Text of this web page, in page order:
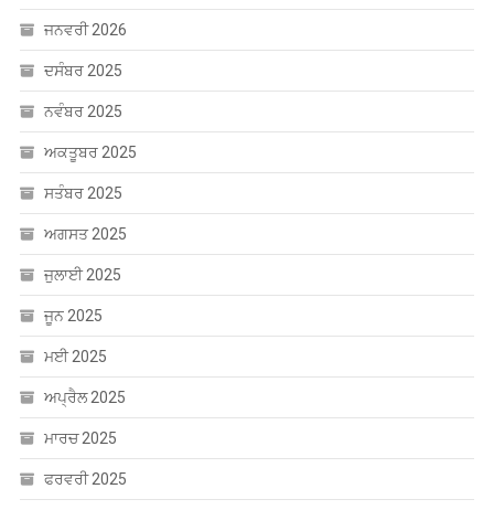
ਜਨਵਰੀ 2026
ਦਸੰਬਰ 2025
ਨਵੰਬਰ 2025
ਅਕਤੂਬਰ 2025
ਸਤੰਬਰ 2025
ਅਗਸਤ 2025
ਜੁਲਾਈ 2025
ਜੂਨ 2025
ਮਈ 2025
ਅਪ੍ਰੈਲ 2025
ਮਾਰਚ 2025
ਫਰਵਰੀ 2025